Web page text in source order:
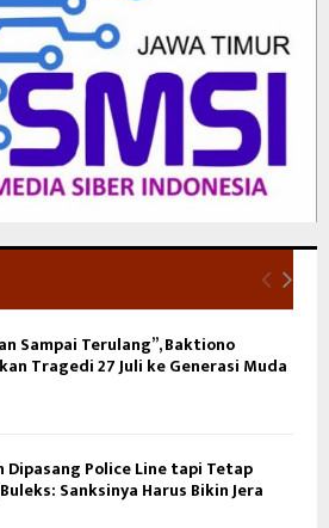
Sampai Terulang”, Baktiono
Tragedi 27 Juli ke Generasi Muda
Dipasang Police Line tapi Tetap
Sanksinya Harus Bikin Jera